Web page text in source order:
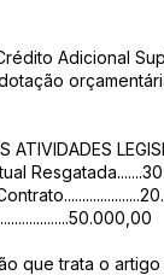
Adicional
ATIVIDADES
que trata o